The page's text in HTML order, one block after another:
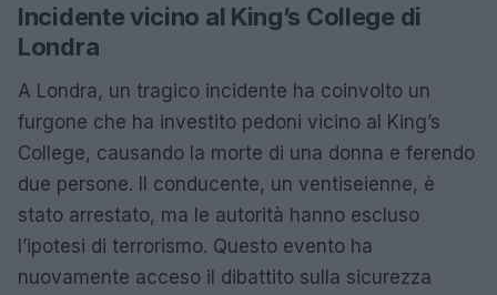
Incidente vicino al King’s College di
Londra
A Londra, un tragico incidente ha coinvolto un
furgone che ha investito pedoni vicino al King’s
College, causando la morte di una donna e ferendo
due persone. Il conducente, un ventiseienne, è
stato arrestato, ma le autorità hanno escluso
l’ipotesi di terrorismo. Questo evento ha
nuovamente acceso il dibattito sulla sicurezza